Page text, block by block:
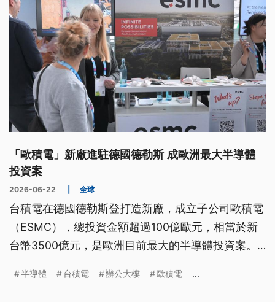
「歐積電」新廠進駐德國德勒斯 成歐洲最大半導體
投資案
2026-06-22 全球
台積電在德國德勒斯登打造新廠，成立子公司歐積電
（ESMC），總投資金額超過100億歐元，相當於新
台幣3500億元，是歐洲目前最大的半導體投資案。
度成為全場焦點。
半導體 台積電 辦公大樓 歐積電 ...